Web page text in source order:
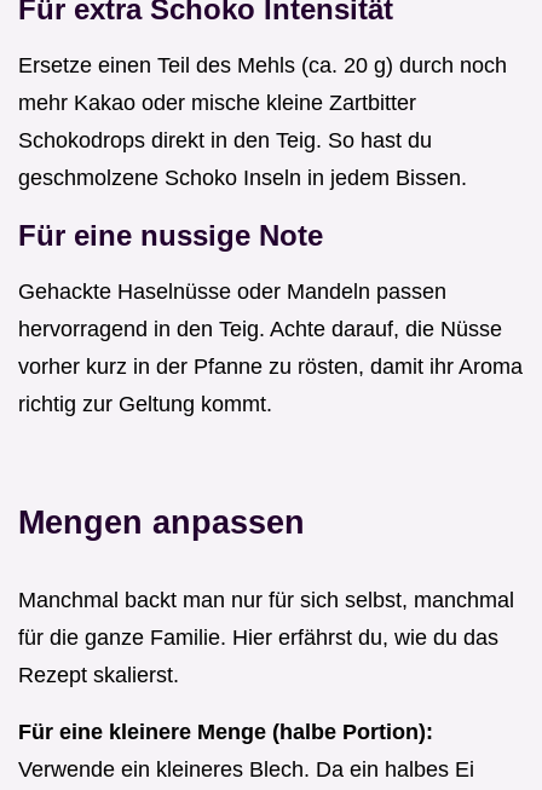
Für extra Schoko Intensität
Ersetze einen Teil des Mehls (ca. 20 g) durch noch
mehr Kakao oder mische kleine Zartbitter
Schokodrops direkt in den Teig. So hast du
geschmolzene Schoko Inseln in jedem Bissen.
Für eine nussige Note
Gehackte Haselnüsse oder Mandeln passen
hervorragend in den Teig. Achte darauf, die Nüsse
vorher kurz in der Pfanne zu rösten, damit ihr Aroma
richtig zur Geltung kommt.
Mengen anpassen
Manchmal backt man nur für sich selbst, manchmal
für die ganze Familie. Hier erfährst du, wie du das
Rezept skalierst.
Für eine kleinere Menge (halbe Portion):
Verwende ein kleineres Blech. Da ein halbes Ei